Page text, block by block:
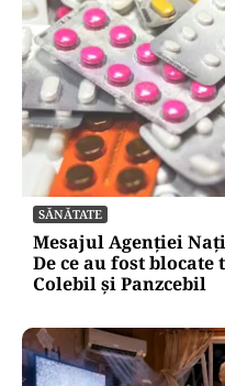
SĂNĂTATE
Mesajul Agenției
De ce au fost
Colebil și Panzcebil